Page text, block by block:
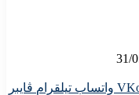
31/
واتساب تيلقرام ڤايبر